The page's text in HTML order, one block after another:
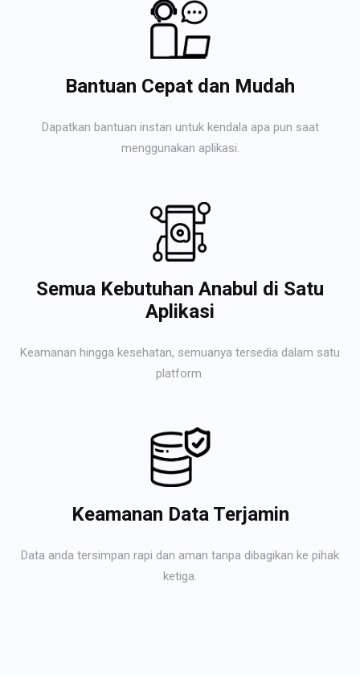
Bantuan Cepat dan Mudah
Dapatkan bantuan instan untuk kendala apa pun saat
menggunakan aplikasi.
Semua Kebutuhan Anabul di Satu
Aplikasi
Keamanan hingga kesehatan, semuanya tersedia dalam satu
platform.
Keamanan Data Terjamin
Data anda tersimpan rapi dan aman tanpa dibagikan ke pihak
ketiga.